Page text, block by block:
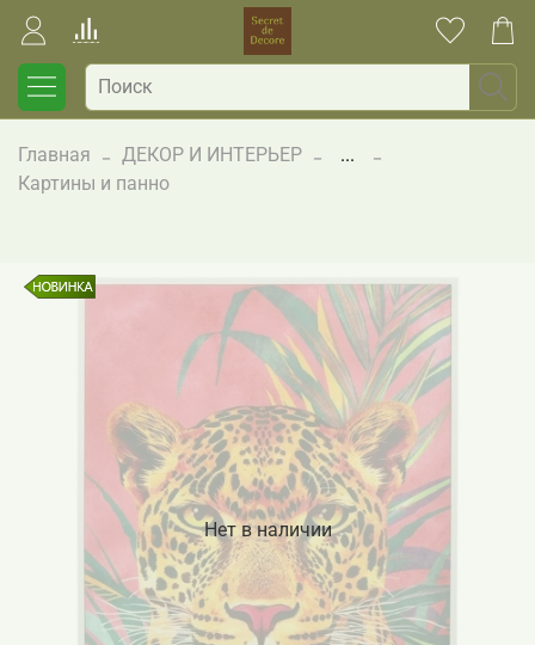
Главная ДЕКОР И ИНТЕРЬЕР
...
Картины и панно
Нет в наличии